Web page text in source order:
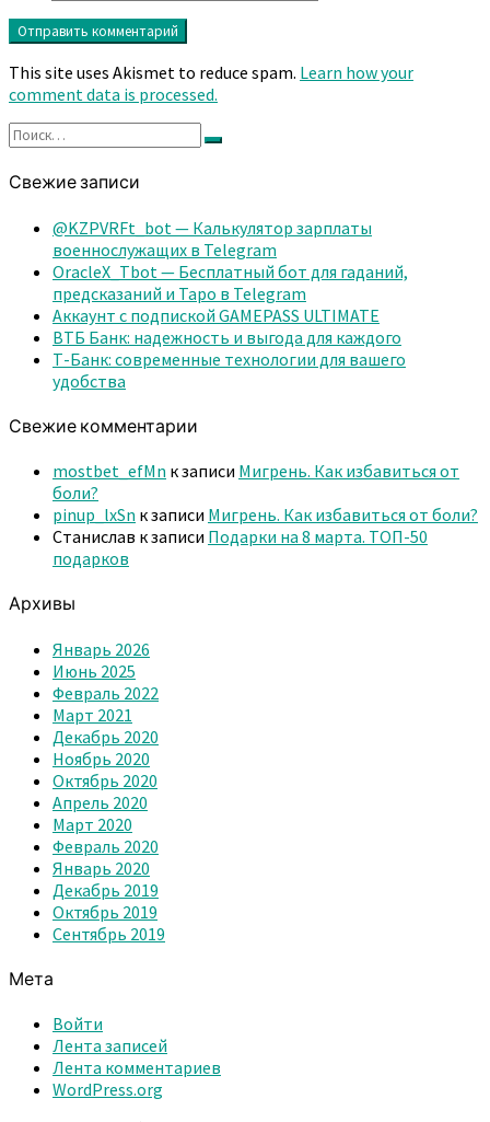
This site uses Akismet to reduce spam. Learn how your
comment data is processed.
Найти:
Поиск
Свежие записи
@KZPVRFt_bot — Калькулятор зарплаты
военнослужащих в Telegram
OracleX_Tbot — Бесплатный бот для гаданий,
предсказаний и Таро в Telegram
Аккаунт с подпиской GAMEPASS ULTIMATE
ВТБ Банк: надежность и выгода для каждого
Т-Банк: современные технологии для вашего
удобства
Свежие комментарии
mostbet_efMn к записи Мигрень. Как избавиться от
боли?
pinup_lxSn к записи Мигрень. Как избавиться от боли?
Станислав к записи Подарки на 8 марта. ТОП-50
подарков
Архивы
Январь 2026
Июнь 2025
Февраль 2022
Март 2021
Декабрь 2020
Ноябрь 2020
Октябрь 2020
Апрель 2020
Март 2020
Февраль 2020
Январь 2020
Декабрь 2019
Октябрь 2019
Сентябрь 2019
Мета
Войти
Лента записей
Лента комментариев
WordPress.org